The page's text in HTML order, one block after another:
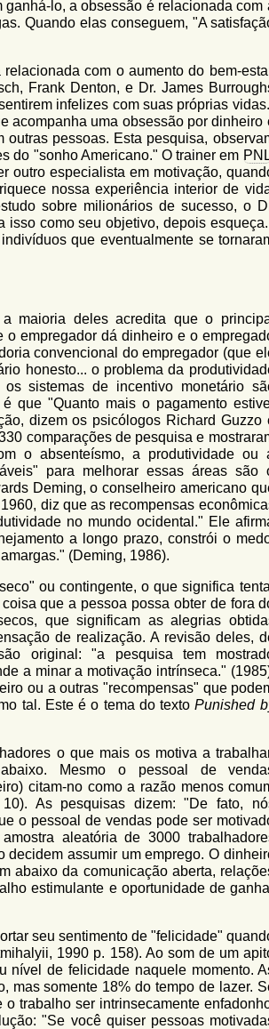
lo, a obsessão é relacionada com
Quando elas conseguem, "A
com o aumento do bem-
Frank Denton, e Dr. James
infelizes com suas próprias
acompanha uma obsessão por dinheiro
pessoas. Esta pesquisa,
do "sonho Americano." O trainer em
outro especialista em motivação,
nossa experiência interior de
sobre milionários de sucesso, o
isso como seu objetivo, depois
que eventualmente se
maioria deles acredita que o
empregador dá dinheiro e o
convencional do empregador (que
honesto... o problema da
os sistemas de incentivo monetário
que "Quanto mais o pagamento
dizem os psicólogos Richard Guzzo
comparações de pesquisa e
o absenteísmo, a produtividade ou
para melhorar essas áreas são
Deming, o conselheiro americano
diz que as recompensas
no mundo ocidental." Ele
a longo prazo, constrói o
(Deming, 1986).
ou contingente, o que significa
que a pessoa possa obter de fora
que significam as alegrias
de realização. A revisão deles,
original: "a pesquisa tem
a minar a motivação intrínseca."
ou a outras "recompensas" que
tal. Este é o tema do textoPunished
o que mais os motiva a
Mesmo o pessoal de
citam-no como a razão menos
As pesquisas dizem: "De fato,
o pessoal de vendas pode ser
aleatória de 3000
assumir um emprego. O
abaixo da comunicação aberta,
estimulante e oportunidade de
seu sentimento de "felicidade"
1990 p. 158). Ao som de um
nível de felicidade naquele momento.
mas somente 18% do tempo de lazer.
trabalho ser intrinsecamente
"Se você quiser pessoas